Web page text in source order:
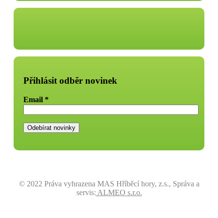
Přihlásit odběr novinek
Email *
© 2022 Práva vyhrazena MAS Hříběcí hory, z.s., Správa a
servis: ALMEO s.r.o.